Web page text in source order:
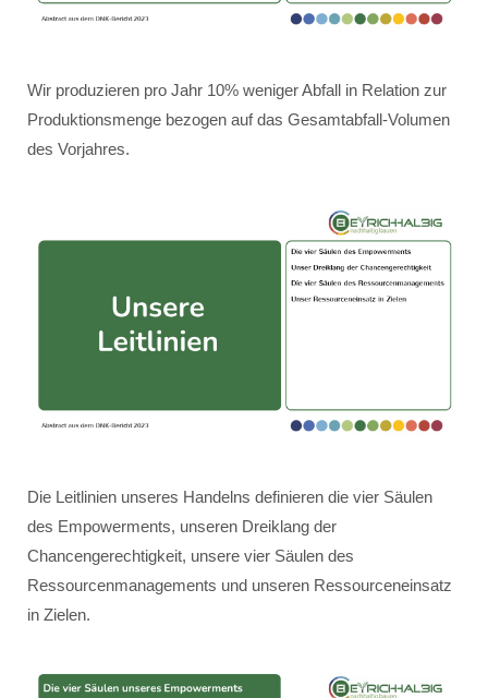
Wir produzieren pro Jahr 10% weniger Abfall in Relation zur
Produktionsmenge bezogen auf das Gesamtabfall-Volumen
des Vorjahres.
Die Leitlinien unseres Handelns definieren die vier Säulen
des Empowerments, unseren Dreiklang der
Chancengerechtigkeit, unsere vier Säulen des
Ressourcenmanagements und unseren Ressourceneinsatz
in Zielen.